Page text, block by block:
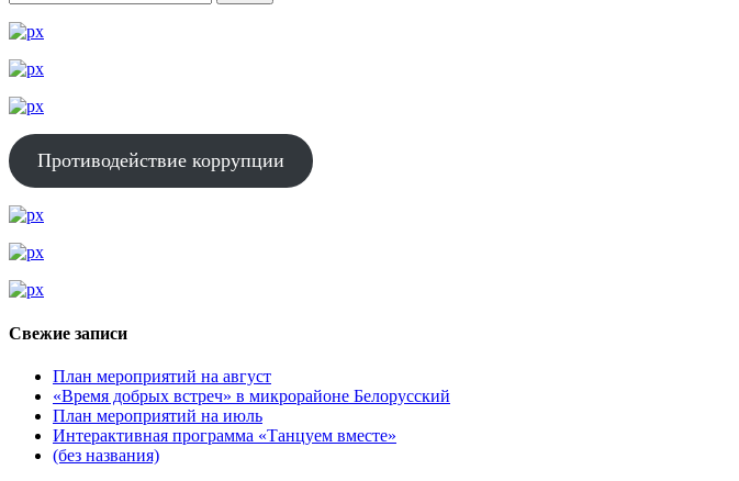
Противодействие коррупции
Свежие записи
План мероприятий на август
«Время добрых встреч» в микрорайоне Белорусский
План мероприятий на июль
Интерактивная программа «Танцуем вместе»
(без названия)